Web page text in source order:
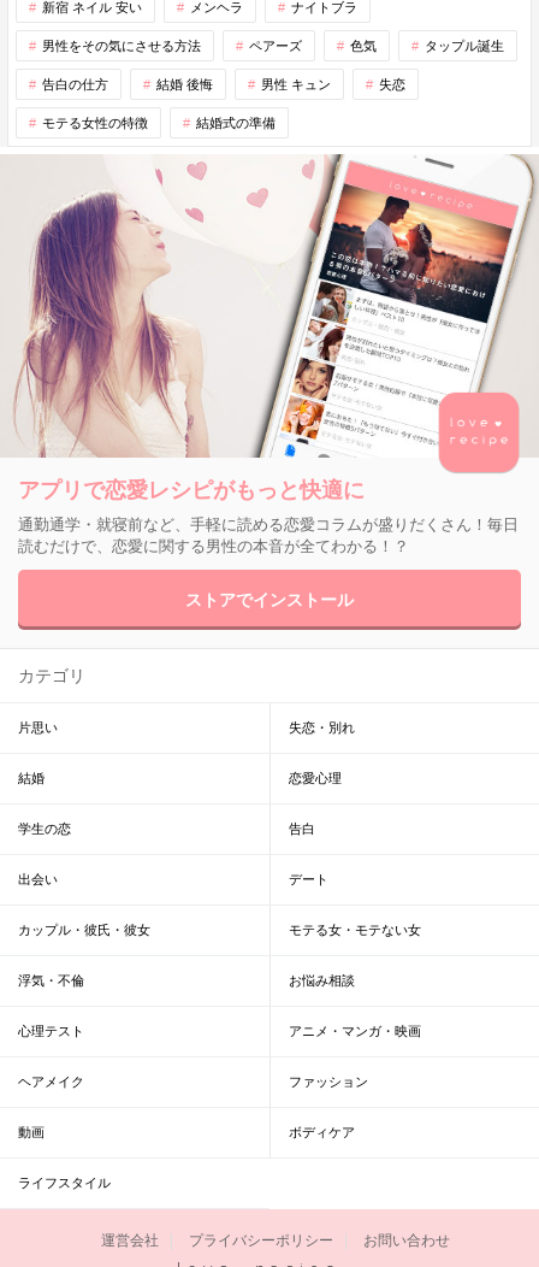
新宿 ネイル 安い メンヘラ ナイトブラ
男性をその気にさせる方法 ペアーズ 色気 タップル誕生
告白の仕方 結婚 後悔 男性 キュン 失恋
モテる女性の特徴 結婚式の準備
アプリで恋愛レシピがもっと快適に
通勤通学・就寝前など、手軽に読める恋愛コラムが盛りだくさん！毎日
読むだけで、恋愛に関する男性の本音が全てわかる！？
ストアでインストール
カテゴリ
片思い 失恋・別れ
結婚 恋愛心理
学生の恋 告白
出会い デート
カップル・彼氏・彼女 モテる女・モテない女
浮気・不倫 お悩み相談
心理テスト アニメ・マンガ・映画
ヘアメイク ファッション
動画 ボディケア
ライフスタイル
運営会社 プライバシーポリシー お問い合わせ